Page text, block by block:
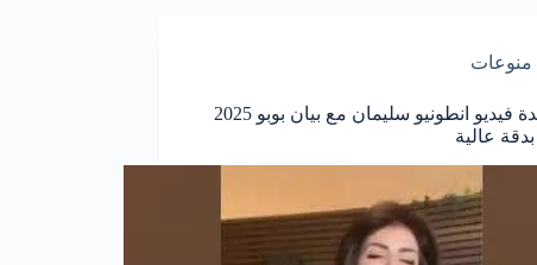
منوعات
مشاهدة فيديو انطونيو سليمان مع بيان بوبو 2025
عالية